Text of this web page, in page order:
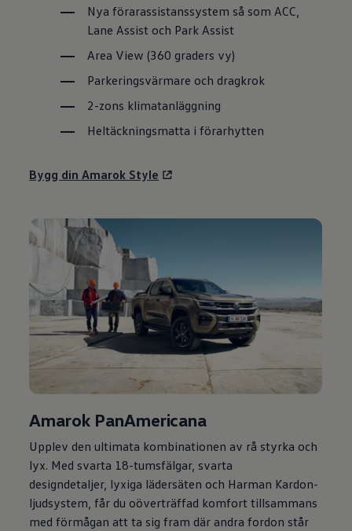
Nya förarassistanssystem så som ACC,
Lane Assist och Park Assist
Area View (360 graders vy)
Parkeringsvärmare och dragkrok
2-zons klimatanläggning
Heltäckningsmatta i förarhytten
Bygg din Amarok Style
Amarok PanAmericana
Upplev den ultimata kombinationen av rå styrka och
lyx. Med svarta 18-tumsfälgar, svarta
designdetaljer, lyxiga lädersäten och Harman Kardon-
ljudsystem, får du oöverträffad komfort tillsammans
med förmågan att ta sig fram där andra fordon står